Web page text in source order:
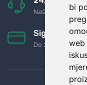
bi
web
Naši agenti
Sigurno
Do 24 rata bez